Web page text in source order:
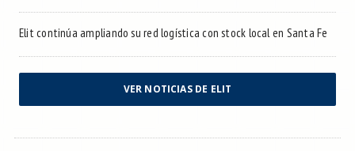
Elit continúa ampliando su red logística con stock local en Santa Fe
VER NOTICIAS DE ELIT